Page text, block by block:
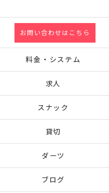
お問い合わせはこちら
料金・システム
求人
スナック
貸切
ダーツ
ブログ